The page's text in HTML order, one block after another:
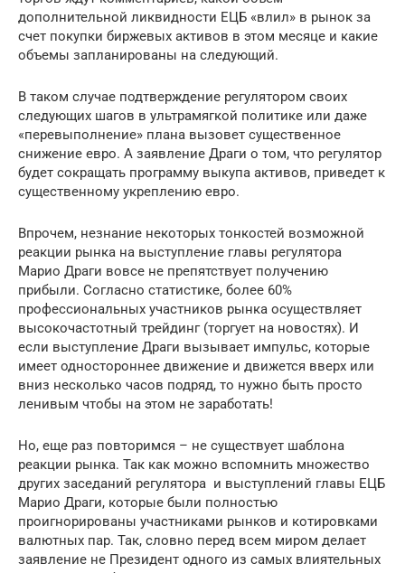
дополнительной ликвидности ЕЦБ «влил» в рынок за
счет покупки биржевых активов в этом месяце и какие
объемы запланированы на следующий.
В таком случае подтверждение регулятором своих
следующих шагов в ультрамягкой политике или даже
«перевыполнение» плана вызовет существенное
снижение евро. А заявление Драги о том, что регулятор
будет сокращать программу выкупа активов, приведет к
существенному укреплению евро.
Впрочем, незнание некоторых тонкостей возможной
реакции рынка на выступление главы регулятора
Марио Драги вовсе не препятствует получению
прибыли. Согласно статистике, более 60%
профессиональных участников рынка осуществляет
высокочастотный трейдинг (торгует на новостях). И
если выступление Драги вызывает импульс, которые
имеет одностороннее движение и движется вверх или
вниз несколько часов подряд, то нужно быть просто
ленивым чтобы на этом не заработать!
Но, еще раз повторимся – не существует шаблона
реакции рынка. Так как можно вспомнить множество
других заседаний регулятора и выступлений главы ЕЦБ
Марио Драги, которые были полностью
проигнорированы участниками рынков и котировками
валютных пар. Так, словно перед всем миром делает
заявление не Президент одного из самых влиятельных